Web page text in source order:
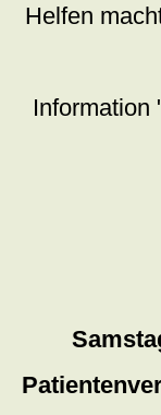
Helfen
Information